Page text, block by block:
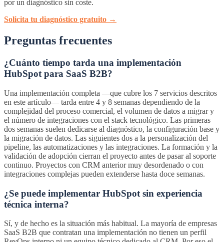
por un diagnóstico sin coste.
Solicita tu diagnóstico gratuito →
Preguntas frecuentes
¿Cuánto tiempo tarda una implementación
HubSpot para SaaS B2B?
Una implementación completa —que cubre los 7 servicios descritos
en este artículo— tarda entre 4 y 8 semanas dependiendo de la
complejidad del proceso comercial, el volumen de datos a migrar y
el número de integraciones con el stack tecnológico. Las primeras
dos semanas suelen dedicarse al diagnóstico, la configuración base y
la migración de datos. Las siguientes dos a la personalización del
pipeline, las automatizaciones y las integraciones. La formación y la
validación de adopción cierran el proyecto antes de pasar al soporte
continuo. Proyectos con CRM anterior muy desordenado o con
integraciones complejas pueden extenderse hasta doce semanas.
¿Se puede implementar HubSpot sin experiencia
técnica interna?
Sí, y de hecho es la situación más habitual. La mayoría de empresas
SaaS B2B que contratan una implementación no tienen un perfil